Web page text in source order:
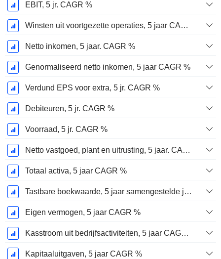
EBIT, 5 jr. CAGR %
Winsten uit voortgezette operaties, 5 jaar CAGR %
Netto inkomen, 5 jaar. CAGR %
Genormaliseerd netto inkomen, 5 jaar CAGR %
Verdund EPS voor extra, 5 jr. CAGR %
Debiteuren, 5 jr. CAGR %
Voorraad, 5 jr. CAGR %
Netto vastgoed, plant en uitrusting, 5 jaar. CAGR %
Totaal activa, 5 jaar CAGR %
Tastbare boekwaarde, 5 jaar samengestelde jaarlijkse groeivoet %
Eigen vermogen, 5 jaar CAGR %
Kasstroom uit bedrijfsactiviteiten, 5 jaar CAGR %
Kapitaaluitgaven, 5 jaar CAGR %